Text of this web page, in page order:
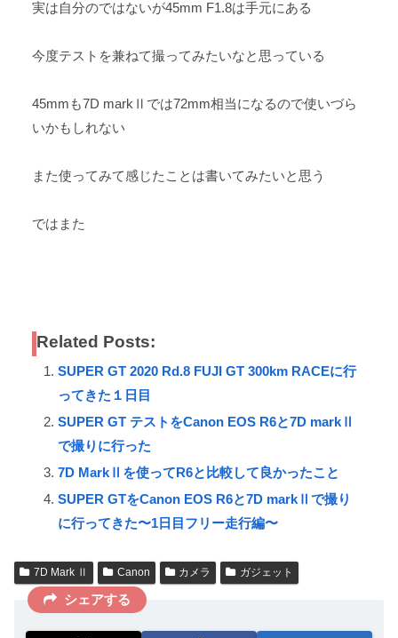
実は自分のではないが45mm F1.8は手元にある
今度テストを兼ねて撮ってみたいなと思っている
45mmも7D markⅡでは72mm相当になるので使いづら
いかもしれない
また使ってみて感じたことは書いてみたいと思う
ではまた
Related Posts:
SUPER GT 2020 Rd.8 FUJI GT 300km RACEに行
ってきた１日目
SUPER GT テストをCanon EOS R6と7D markⅡ
で撮りに行った
7D MarkⅡを使ってR6と比較して良かったこと
SUPER GTをCanon EOS R6と7D markⅡで撮り
に行ってきた〜1日目フリー走行編〜
7D Mark Ⅱ Canon カメラ ガジェット
シェアする